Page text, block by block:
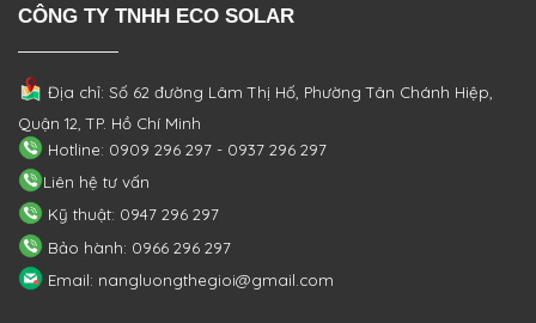
CÔNG TY TNHH ECO SOLAR
Địa chỉ: Số 62 đường Lâm Thị Hố, PhườngTân Chánh Hiệp,
Quận 12, TP. Hồ Chí Minh
Hotline: 0909 296 297 - 0937 296 297
Liên hệ tư vấn
Kỹ thuật: 0947 296 297
Bảo hành: 0966 296 297
Email: nangluongthegioi@gmail.com